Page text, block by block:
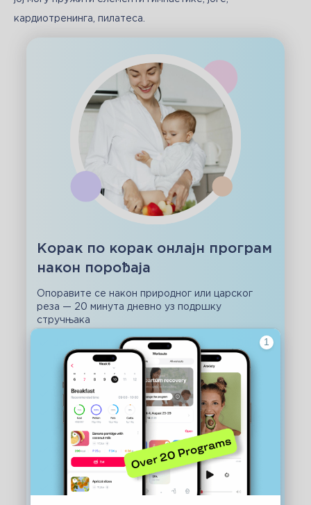
кардиотренинга, пилатеса.
Корак по корак онлајн програм
након порођаја
Опоравите се након природног или царског
реза — 20 минута дневно уз подршку
стручњака
Јога и пилатес након природног порођаја/
царског реза
Кардио и тонирање
Јутарње и вечерње вежбе
10–30 минута дневно
Програм исхране и калоријски унос
Консултације са стручњацима
Психолошка подршка
Медитација, СПА и подкасти